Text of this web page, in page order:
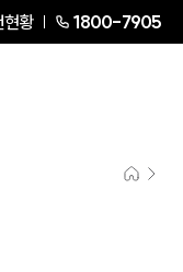
현황 1800-7905